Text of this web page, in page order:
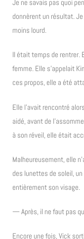
Je ne savais pas quoi
donnèrent un résultat.
moins lourd.
Il était temps de rentrer.
femme. Elle s’appelait
ces propos, elle a été
Elle l’avait rencontré
aidé, avant de
à son réveil, elle était
Malheureusement, elle
des lunettes de soleil,
entièrement son visage.
— Après, il ne faut pas
Encore une fois, Vick